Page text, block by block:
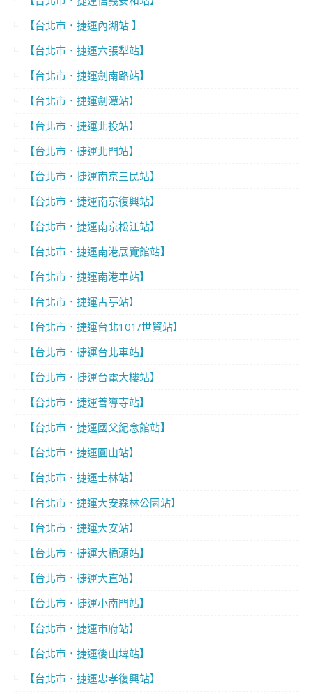
【台北市．捷運內湖站 】
【台北市．捷運六張犁站】
【台北市．捷運劍南路站】
【台北市．捷運劍潭站】
【台北市．捷運北投站】
【台北市．捷運北門站】
【台北市．捷運南京三民站】
【台北市．捷運南京復興站】
【台北市．捷運南京松江站】
【台北市．捷運南港展覽館站】
【台北市．捷運南港車站】
【台北市．捷運古亭站】
【台北市．捷運台北101/世貿站】
【台北市．捷運台北車站】
【台北市．捷運台電大樓站】
【台北市．捷運善導寺站】
【台北市．捷運國父紀念館站】
【台北市．捷運圓山站】
【台北市．捷運士林站】
【台北市．捷運大安森林公園站】
【台北市．捷運大安站】
【台北市．捷運大橋頭站】
【台北市．捷運大直站】
【台北市．捷運小南門站】
【台北市．捷運市府站】
【台北市．捷運後山埤站】
【台北市．捷運忠孝復興站】